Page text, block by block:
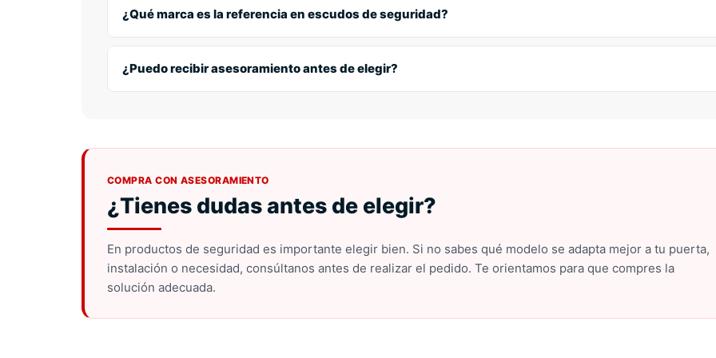
cerradura. Para puertas acorazadas o si hay duda con la medida del bombín, es mejor contar con un profesional.
¿Qué marca es la referencia en escudos de seguridad?
DISEC es la marca de referencia en España para escudos de seguridad, tanto acorazados como magnéticos.
para trabajar en conjunto con cilindros de alta seguridad, ofreciendo protección real frente a los métodos de robo
¿Puedo recibir asesoramiento antes de elegir?
COMPRA CON ASESORAMIENTO
¿Tienes dudas antes de elegir?
En productos de seguridad es importante elegir bien. Si no sabes qué modelo se adapta mejor a tu puerta,
instalación o necesidad, consúltanos antes de realizar el pedido. Te orientamos para que compres la
solución adecuada.